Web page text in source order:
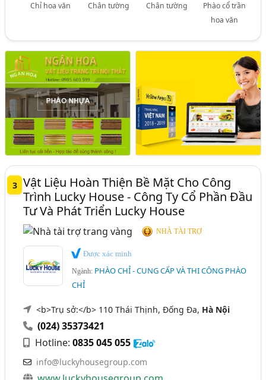
Chỉ hoa văn Chân tường Chân tường
Phào cổ trần
hoa văn
3 Vật Liệu Hoàn Thiện Bề Mặt Cho Công
Trình Lucky House - Công Ty Cổ Phần Đầu
Tư Và Phát Triển Lucky House
NHÀ TÀI TRỢ
Được xác minh
Ngành: PHÀO CHỈ - CUNG CẤP VÀ THI CÔNG PHÀO
CHỈ
<b>Trụ sở:</b> 110 Thái Thịnh, Đống Đa, Hà Nội
(024) 35373421
Hotline:0835 045 055
info@luckyhousegroup.com